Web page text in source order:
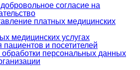
согласие на
платных медицинских
медицинских услугах
и посетителей
обработки персональных данных